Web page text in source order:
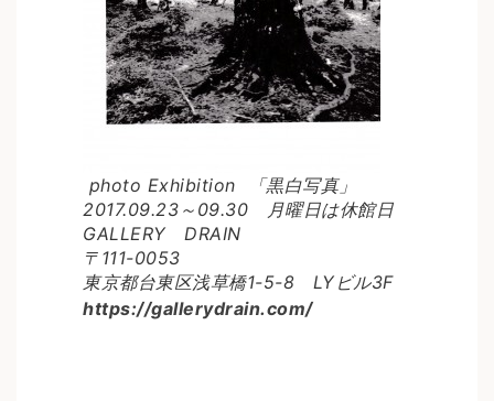
photo Exhibition 「黒白写真」
2017.09.23～09.30 月曜日は休館日
GALLERY DRAIN
〒111-0053
東京都台東区浅草橋1-5-8 LYビル3F
https://gallerydrain.com/